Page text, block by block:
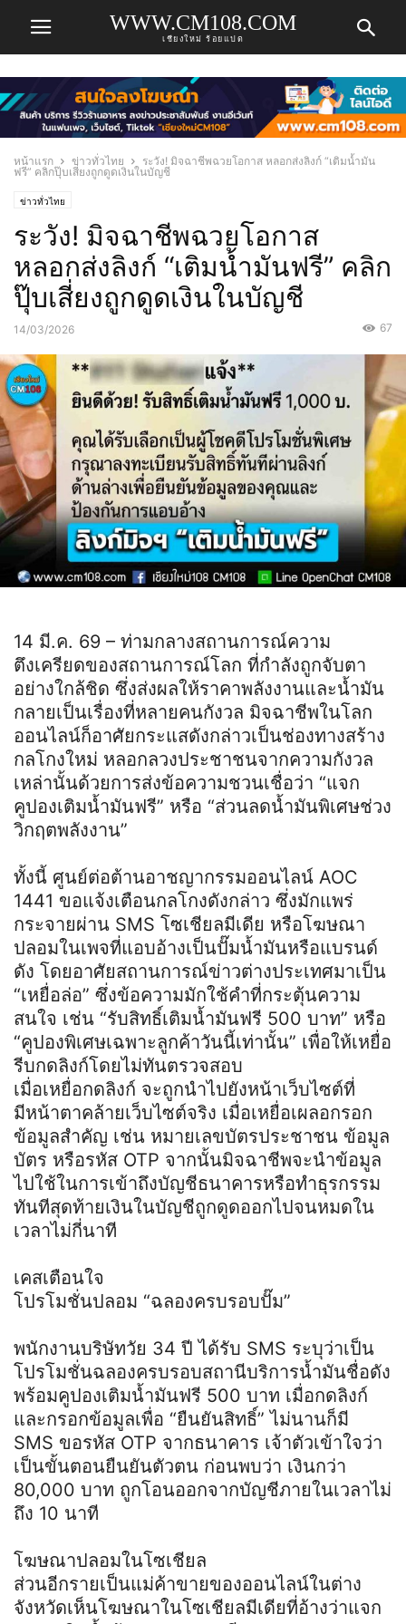
WWW.CM108.COM
เชียงใหม่ ร้อยแปด
หน้าแรก ข่าวทั่วไทย
ระวัง! มิจฉาชีพฉวยโอกาส หลอกส่งลิงก์ “เติมน้ำมัน
ฟรี” คลิกปุ๊บเสี่ยงถูกดูดเงินในบัญชี
ข่าวทั่วไทย
ระวัง! มิจฉาชีพฉวยโอกาส
หลอกส่งลิงก์ “เติมน้ำมันฟรี” คลิก
ปุ๊บเสี่ยงถูกดูดเงินในบัญชี
14/03/2026 67
14 มี.ค. 69 – ท่ามกลางสถานการณ์ความ
ตึงเครียดของสถานการณ์โลก ที่กำลังถูกจับตา
อย่างใกล้ชิด ซึ่งส่งผลให้ราคาพลังงานและน้ำมัน
กลายเป็นเรื่องที่หลายคนกังวล มิจฉาชีพในโลก
ออนไลน์ก็อาศัยกระแสดังกล่าวเป็นช่องทางสร้าง
กลโกงใหม่ หลอกลวงประชาชนจากความกังวล
เหล่านั้นด้วยการส่งข้อความชวนเชื่อว่า “แจก
คูปองเติมน้ำมันฟรี” หรือ “ส่วนลดน้ำมันพิเศษช่วง
วิกฤตพลังงาน”
ทั้งนี้ ศูนย์ต่อต้านอาชญากรรมออนไลน์ AOC
1441 ขอแจ้งเตือนกลโกงดังกล่าว ซึ่งมักแพร่
กระจายผ่าน SMS โซเชียลมีเดีย หรือโฆษณา
ปลอมในเพจที่แอบอ้างเป็นปั๊มน้ำมันหรือแบรนด์
ดัง โดยอาศัยสถานการณ์ข่าวต่างประเทศมาเป็น
“เหยื่อล่อ” ซึ่งข้อความมักใช้คำที่กระตุ้นความ
สนใจ เช่น “รับสิทธิ์เติมน้ำมันฟรี 500 บาท” หรือ
“คูปองพิเศษเฉพาะลูกค้าวันนี้เท่านั้น” เพื่อให้เหยื่อ
รีบกดลิงก์โดยไม่ทันตรวจสอบ
เมื่อเหยื่อกดลิงก์ จะถูกนำไปยังหน้าเว็บไซต์ที่
มีหน้าตาคล้ายเว็บไซต์จริง เมื่อเหยื่อเผลอกรอก
ข้อมูลสำคัญ เช่น หมายเลขบัตรประชาชน ข้อมูล
บัตร หรือรหัส OTP จากนั้นมิจฉาชีพจะนำข้อมูล
ไปใช้ในการเข้าถึงบัญชีธนาคารหรือทำธุรกรรม
ทันทีสุดท้ายเงินในบัญชีถูกดูดออกไปจนหมดใน
เวลาไม่กี่นาที
เคสเตือนใจ
โปรโมชั่นปลอม “ฉลองครบรอบปั๊ม”
พนักงานบริษัทวัย 34 ปี ได้รับ SMS ระบุว่าเป็น
โปรโมชั่นฉลองครบรอบสถานีบริการน้ำมันชื่อดัง
พร้อมคูปองเติมน้ำมันฟรี 500 บาท เมื่อกดลิงก์
และกรอกข้อมูลเพื่อ “ยืนยันสิทธิ์” ไม่นานก็มี
SMS ขอรหัส OTP จากธนาคาร เจ้าตัวเข้าใจว่า
เป็นขั้นตอนยืนยันตัวตน ก่อนพบว่า เงินกว่า
80,000 บาท ถูกโอนออกจากบัญชีภายในเวลาไม่
ถึง 10 นาที
โฆษณาปลอมในโซเชียล
ส่วนอีกรายเป็นแม่ค้าขายของออนไลน์ในต่าง
จังหวัดเห็นโฆษณาในโซเชียลมีเดียที่อ้างว่าแจก